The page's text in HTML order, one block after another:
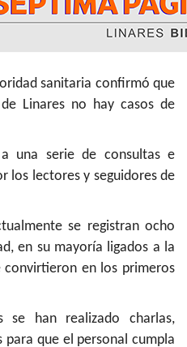
confirmó que
Linares no hay casos de
una serie de consultas e
los lectores y seguidores de
se registran ocho
en su mayoría ligados a la
convirtieron en los primeros
se han realizado charlas,
que el personal cumpla